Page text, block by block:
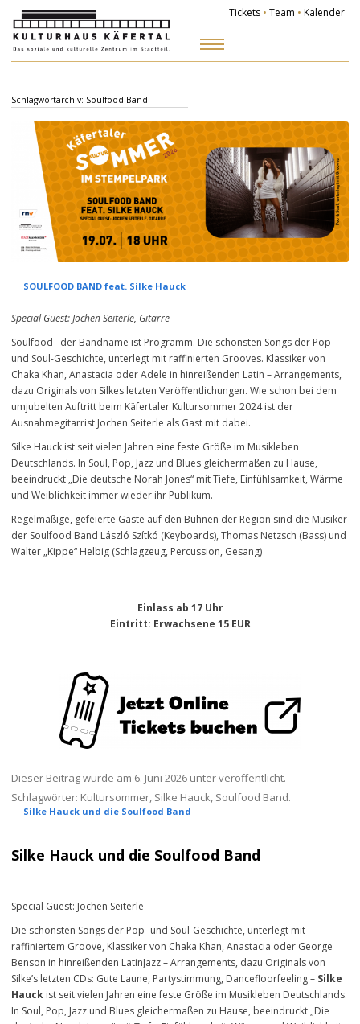
Tickets • Team • Kalender
Schlagwortarchiv: Soulfood Band
SOULFOOD BAND feat. Silke Hauck
Special Guest: Jochen Seiterle, Gitarre
Soulfood –der Bandname ist Programm. Die schönsten Songs der Pop-
und Soul-Geschichte, unterlegt mit raffinierten Grooves. Klassiker von
Chaka Khan, Anastacia oder Adele in hinreißenden Latin – Arrangements,
dazu Originals von Silkes letzten Veröffentlichungen. Wie schon bei dem
umjubelten Auftritt beim Käfertaler Kultursommer 2024 ist der
Ausnahmegitarrist Jochen Seiterle als Gast mit dabei.
Silke Hauck ist seit vielen Jahren eine feste Größe im Musikleben
Deutschlands. In Soul, Pop, Jazz und Blues gleichermaßen zu Hause,
beeindruckt „Die deutsche Norah Jones“ mit Tiefe, Einfühlsamkeit, Wärme
und Weiblichkeit immer wieder ihr Publikum.
Regelmäßige, gefeierte Gäste auf den Bühnen der Region sind die Musiker
der Soulfood Band László Szítkó (Keyboards), Thomas Netzsch (Bass) und
Walter „Kippe“ Helbig (Schlagzeug, Percussion, Gesang)
Einlass ab 17 Uhr
Eintritt: Erwachsene 15 EUR
Dieser Beitrag wurde am 6. Juni 2026 unter veröffentlicht.
Schlagwörter: Kultursommer, Silke Hauck, Soulfood Band.
Silke Hauck und die Soulfood Band
Silke Hauck und die Soulfood Band
Special Guest: Jochen Seiterle
Die schönsten Songs der Pop- und Soul-Geschichte, unterlegt mit
raffiniertem Groove, Klassiker von Chaka Khan, Anastacia oder George
Benson in hinreißenden LatinJazz – Arrangements, dazu Originals von
Silke’s letzten CDs: Gute Laune, Partystimmung, Dancefloorfeeling – Silke
Hauck ist seit vielen Jahren eine feste Größe im Musikleben Deutschlands.
In Soul, Pop, Jazz und Blues gleichermaßen zu Hause, beeindruckt „Die